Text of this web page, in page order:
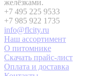
желёзками.
+7 495 225 9533
+7 985 922 1735
info@flcity.ru
Наш ассортимент
О питомнике
Скачать прайс-лист
Оплата и доставка